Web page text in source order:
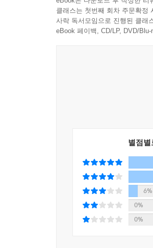
시도해보면서 상대방의 관
기술적인 전략과 더불어,
사람’에게는 충고나 격려를
주변에서 흔히 볼 수 있는
“당신의 인간관계가 얼마
관계 회복의 시작이 되어야
-저자 데이비드 번즈와의
50여 개에 이르는 생생한
관찰자처럼 그들의 갈등
자연스럽게 상대방을 잘
클래스는 첫번째 회차 주문확정
사락 독서모임으로 진행된 클래
eBook 페이백, CD/LP, DVD/
별점
6%
0%
0%